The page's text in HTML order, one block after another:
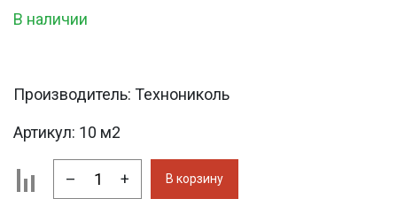
В наличии
Производитель: Технониколь
Артикул: 10 м2
– + В корзину